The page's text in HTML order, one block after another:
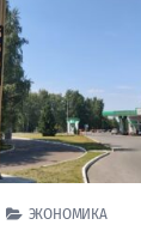
ЭКОНОМИКА